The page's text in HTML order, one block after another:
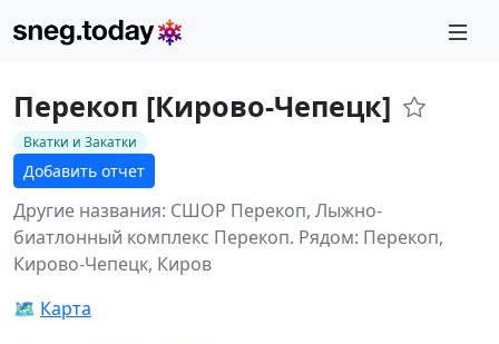
Перекоп [Кирово-Чепецк]
Вкатки и Закатки
Добавить отчет
Другие названия: СШОР Перекоп, Лыжно-
биатлонный комплекс Перекоп. Рядом: Перекоп,
Кирово-Чепецк, Киров
🗺️ Карта